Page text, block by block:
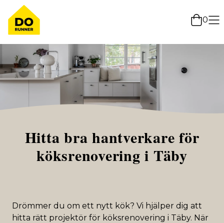
0
Hitta bra hantverkare för
köksrenovering i Täby
Drömmer du om ett nytt kök? Vi hjälper dig att
hitta rätt projektör för köksrenovering i Täby. När